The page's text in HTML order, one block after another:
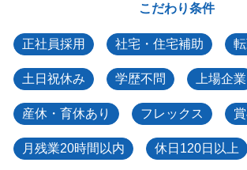
こだわり条件
正社員採用 社宅・住宅補助
土日祝休み 学歴不問 上場企業
産休・育休あり フレックス
月残業20時間以内 休日120日以上